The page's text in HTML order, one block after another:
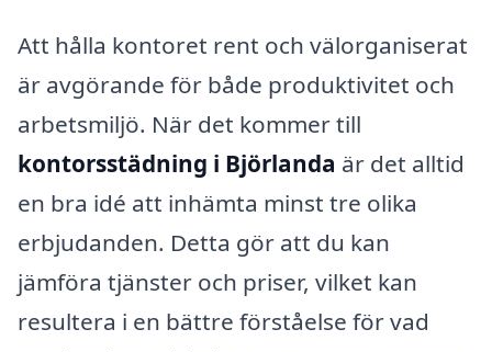
Att hålla kontoret rent och välorganiserat
är avgörande för både produktivitet och
arbetsmiljö. När det kommer till
kontorsstädning i Björlanda är det alltid
en bra idé att inhämta minst tre olika
erbjudanden. Detta gör att du kan
jämföra tjänster och priser, vilket kan
resultera i en bättre förståelse för vad